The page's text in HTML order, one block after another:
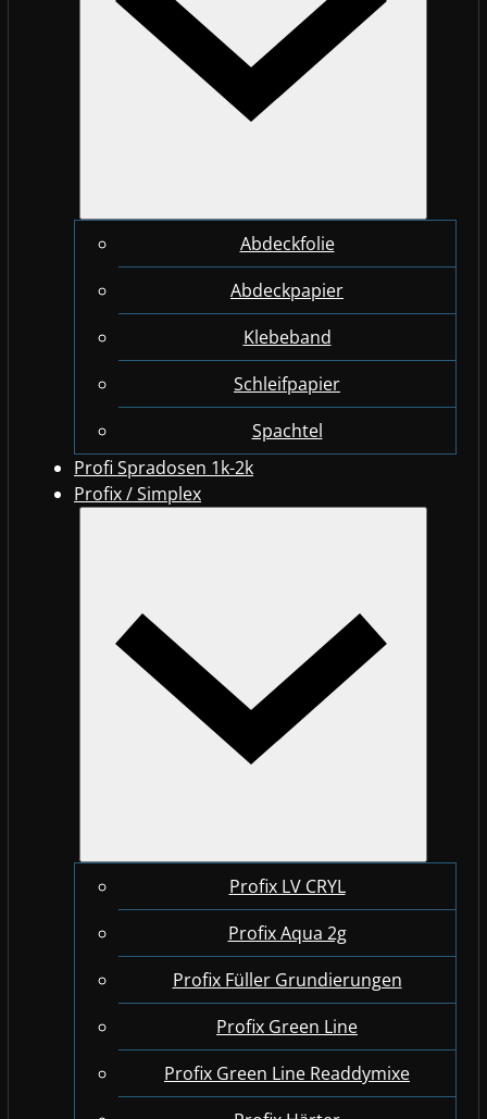
Abdeckfolie
Abdeckpapier
Klebeband
Schleifpapier
Spachtel
Profi Spradosen 1k-2k
Profix / Simplex
Profix LV CRYL
Profix Aqua 2g
Profix Füller Grundierungen
Profix Green Line
Profix Green Line Readdymixe